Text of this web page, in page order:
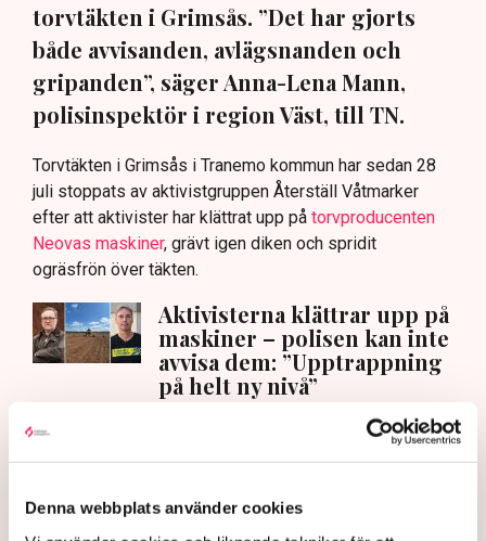
Denna webbplats använder cookies
torvtäkten i Grimsås. ”Det har gjorts
både avvisanden, avlägsnanden och
gripanden”, säger Anna-Lena Mann,
polisinspektör i region Väst, till TN.
Torvtäkten i Grimsås i Tranemo kommun har sedan 28
juli stoppats av aktivistgruppen Återställ Våtmarker
efter att aktivister har klättrat upp på torvproducenten
Neovas maskiner, grävt igen diken och spridit
ogräsfrön över täkten.
Aktivisterna klättrar upp på
maskiner – polisen kan inte
avvisa dem: ”Upptrappning
på helt ny nivå”
AI-sammanfattning
Torvtäkten i Grimsås har stoppats av aktivister
sedan 28 juli.